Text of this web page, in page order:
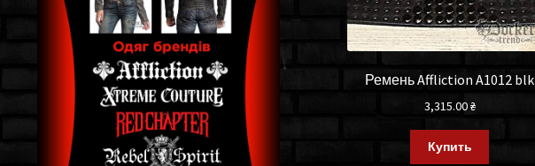
Ремень Affliction A1012 blk
3,315.00₴
Купить